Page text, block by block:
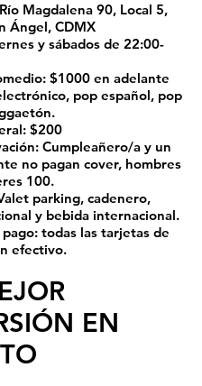
Magdalena 90, Local 5,
Ángel, CDMX
y sábados de 22:00-
$1000 en adelante
pop español, pop
$200
Cumpleañero/a y un
no pagan cover, hombres
100.
parking, cadenero,
y bebida internacional.
todas las tarjetas de
efectivo.
EN